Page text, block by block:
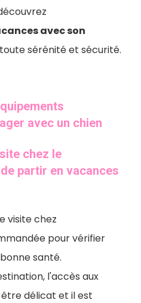
avec son
sérénité et sécurité.
avec un chien
chez le
partir en vacances
visite chez
pour vérifier
santé.
l'accès aux
délicat et il est